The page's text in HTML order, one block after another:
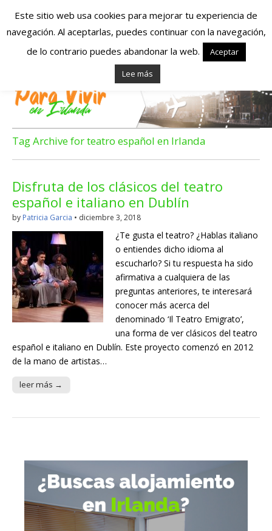
Españoles en
Irlanda – Vivir en
Irlanda – Trabajo
en Irlanda –
Alojamiento en
Irlanda
Blog dedicado a los que viven, estudian y trabajan en
Irlanda!
Tag Archive for teatro español en Irlanda
Disfruta de los clásicos del teatro
español e italiano en Dublín
by Patricia Garcia • diciembre 3, 2018
¿Te gusta el teatro? ¿Hablas italiano
o entiendes dicho idioma al
escucharlo? Si tu respuesta ha sido
afirmativa a cualquiera de las
preguntas anteriores, te interesará
conocer más acerca del
denominado ‘Il Teatro Emigrato’,
una forma de ver clásicos del teatro
español e italiano en Dublín. Este proyecto comenzó en 2012
de la mano de artistas…
leer más →
Este sitio web usa cookies para mejorar tu experiencia de
navegación. Al aceptarlas, puedes continuar con la navegación,
de lo contrario puedes abandonar la web.
Aceptar
Lee más